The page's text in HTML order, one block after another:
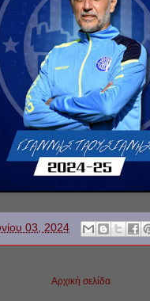
03, 2024
Αρχική σελίδα